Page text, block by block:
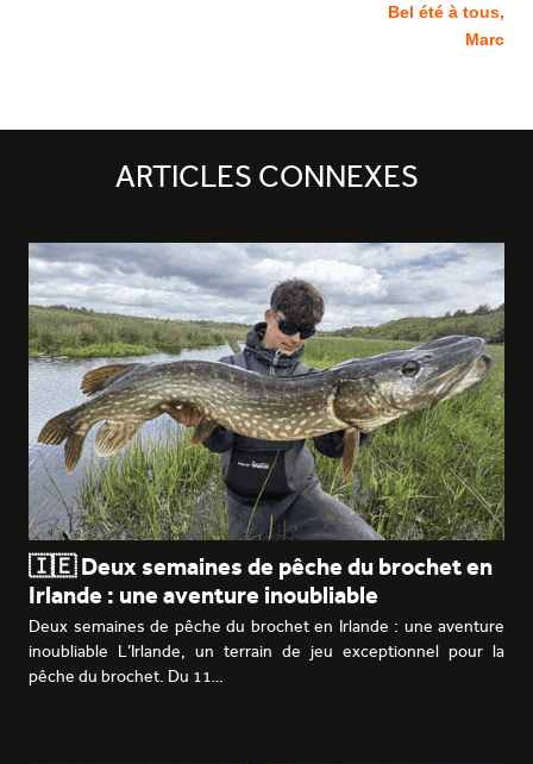
Bel été à tous,
Marc
ARTICLES CONNEXES
🇮🇪 Deux semaines de pêche du brochet en
Irlande : une aventure inoubliable
Deux semaines de pêche du brochet en Irlande : une aventure
inoubliable L’Irlande, un terrain de jeu exceptionnel pour la
pêche du brochet. Du 11…